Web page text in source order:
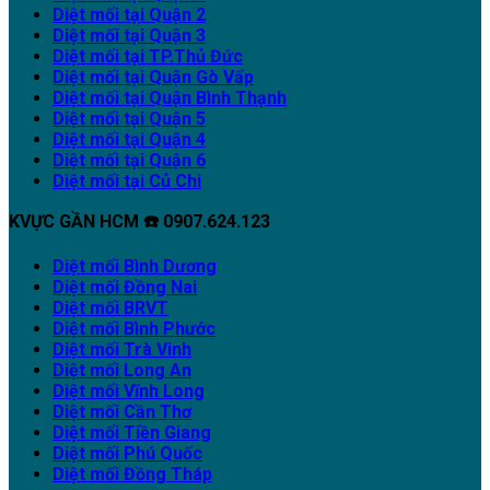
Diệt mối tại Quận 2
Diệt mối tại Quận 3
Diệt mối tại TP.Thủ Đức
Diệt mối tại Quận Gò Vấp
Diệt mối tại Quận Bình Thạnh
Diệt mối tại Quận 5
Diệt mối tại Quận 4
Diệt mối tại Quận 6
Diệt mối tại Củ Chi
KVỰC GẦN HCM ☎️ 0907.624.123
Diệt mối Bình Dương
Diệt mối Đồng Nai
Diệt mối BRVT
Diệt mối Bình Phước
Diệt mối Trà Vinh
Diệt mối Long An
Diệt mối Vĩnh Long
Diệt mối Cần Thơ
Diệt mối Tiền Giang
Diệt mối Phú Quốc
Diệt mối Đồng Tháp